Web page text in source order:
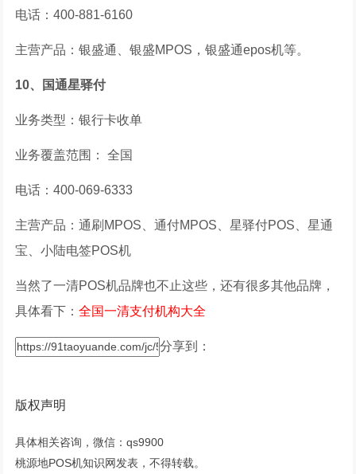
电话：400-881-6160
主营产品：银盛通、银盛MPOS，银盛通epos机等。
10、国通星驿付
业务类型：银行卡收单
业务覆盖范围： 全国
电话：400-069-6333
主营产品：通刷MPOS、通付MPOS、星驿付POS、星通
宝、小陆电签POS机
当然了一清POS机品牌也不止这些，还有很多其他品牌，
具体看下：全国一清支付机构大全
分享到：
版权声明
具体相关咨询，微信：qs9900
桃源地POS机知识网发表，不得转载。